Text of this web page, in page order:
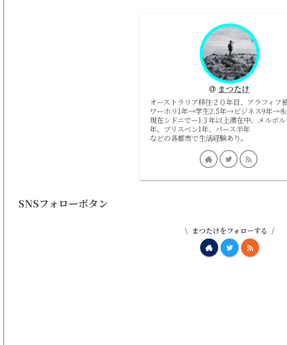
まつたけ
オーストラリア移住２０年目、アラフィフ独
ワーホリ1年→学生2.5年→ビジネス9年→
現在シドニでー1３年以上滞在中、メルボ
年、ブリスベン1年、パース半年
などの各都市で生活経験あり。
SNSフォローボタン
まつたけをフォローする